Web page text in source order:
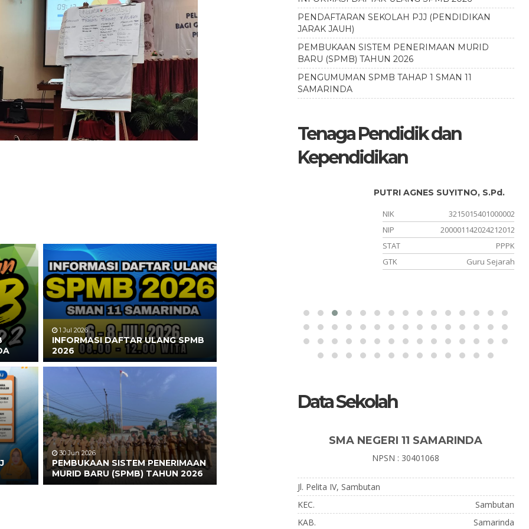
1 Jul 2026
INFORMASI DAFTAR ULANG SPMB
2026
30 Jun 2026
PEMBUKAAN SISTEM PENERIMAAN
MURID BARU (SPMB) TAHUN 2026
PENDAFTARAN SEKOLAH PJJ (PENDIDIKAN
JARAK JAUH)
PEMBUKAAN SISTEM PENERIMAAN MURID
BARU (SPMB) TAHUN 2026
PENGUMUMAN SPMB TAHAP 1 SMAN 11
SAMARINDA
Tenaga Pendidik dan
Kependidikan
PPPK
Guru Biologi
STAT
GTK Operator Layanan Operasional
PUTRI AGNES SUYITNO, S.Pd.
NIK
3215015401000002
NIP
200001142024212012
STAT
PPPK
GTK
Guru Sejarah
Data Sekolah
SMA NEGERI 11 SAMARINDA
NPSN : 30401068
Jl. Pelita IV, Sambutan
KEC.
Sambutan
KAB.
Samarinda